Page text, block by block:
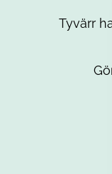
Tyvärr